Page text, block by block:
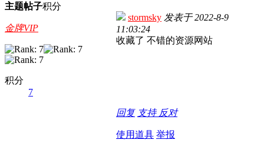
主题帖子积分
金牌VIP
积分
7
stormsky 发表于2022-8-9
11:03:24
收藏了 不错的资源网站
回复 支持 反对
使用道具 举报